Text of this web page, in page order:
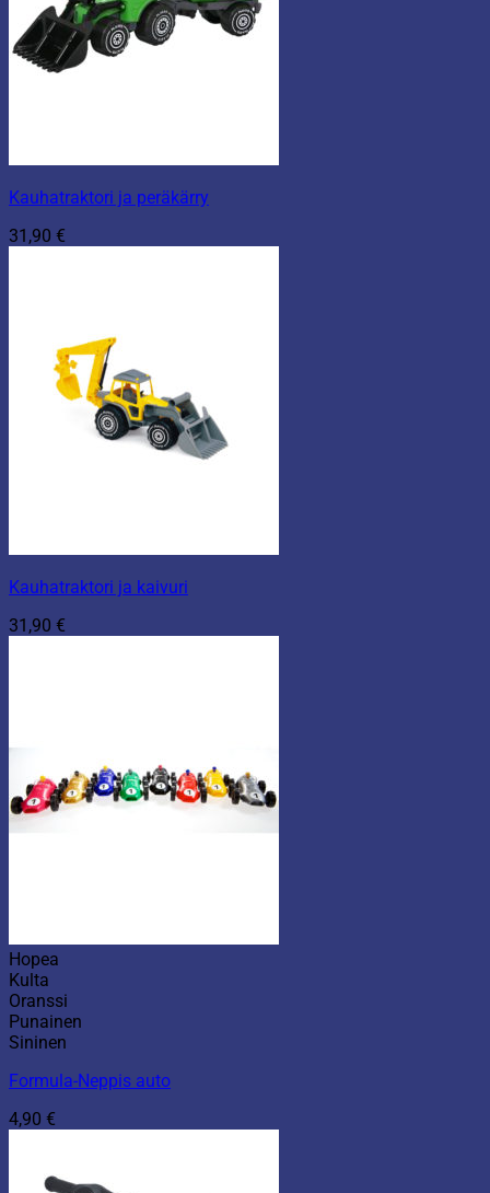
Kauhatraktori ja peräkärry
31,90 €
Kauhatraktori ja kaivuri
31,90 €
Hopea
Kulta
Oranssi
Punainen
Sininen
Formula-Neppis auto
4,90 €